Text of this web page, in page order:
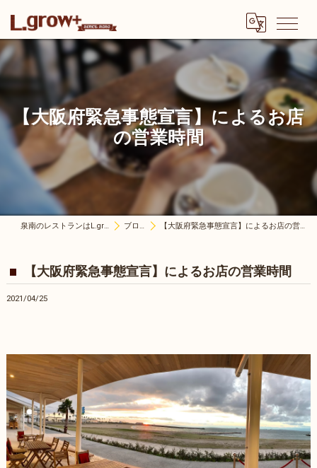
【大阪府緊急事態宣言】によるお店
の営業時間
泉南のレストランはL.grow+ ブログ 【大阪府緊急事態宣言】によるお店の営業時間
【大阪府緊急事態宣言】によるお店の営業時間
2021/04/25